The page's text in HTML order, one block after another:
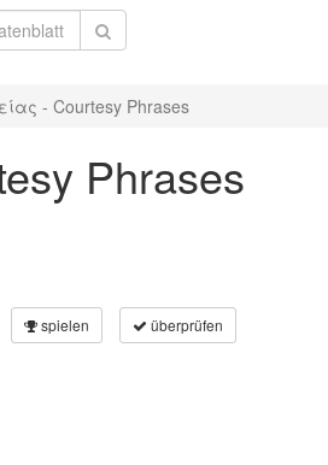
- Courtesy Phrases
Phrases
spielen überprüfen